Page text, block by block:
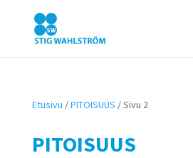
Etusivu /PITOISUUS / Sivu 2
PITOISUUS